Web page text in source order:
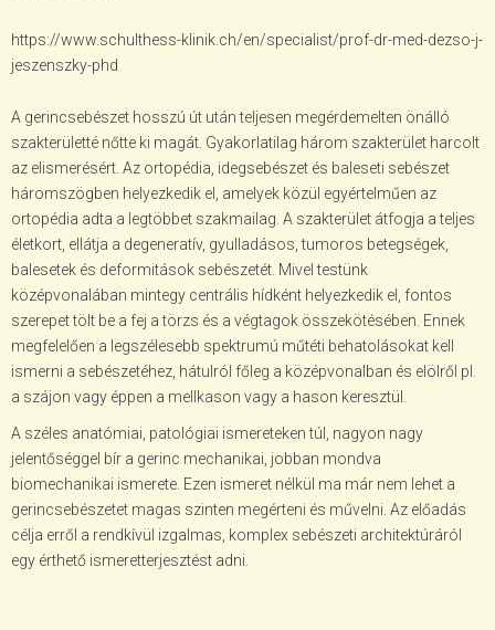
https://www.schulthess-klinik.ch/en/specialist/prof-dr-med-dezso-j-
jeszenszky-phd
A gerincsebészet hosszú út után teljesen megérdemelten önálló
szakterületté nőtte ki magát. Gyakorlatilag három szakterület harcolt
az elismerésért. Az ortopédia, idegsebészet és baleseti sebészet
háromszögben helyezkedik el, amelyek közül egyértelműen az
ortopédia adta a legtöbbet szakmailag. A szakterület átfogja a teljes
életkort, ellátja a degeneratív, gyulladásos, tumoros betegségek,
balesetek és deformitások sebészetét. Mivel testünk
középvonalában mintegy centrális hídként helyezkedik el, fontos
szerepet tölt be a fej a törzs és a végtagok összekötésében. Ennek
megfelelően a legszélesebb spektrumú műtéti behatolásokat kell
ismerni a sebészetéhez, hátulról főleg a középvonalban és elölről pl.
a szájon vagy éppen a mellkason vagy a hason keresztül.
A széles anatómiai, patológiai ismereteken túl, nagyon nagy
jelentőséggel bír a gerinc mechanikai, jobban mondva
biomechanikai ismerete. Ezen ismeret nélkül ma már nem lehet a
gerincsebészetet magas szinten megérteni és művelni. Az előadás
célja erről a rendkívül izgalmas, komplex sebészeti architektúráról
egy érthető ismeretterjesztést adni.